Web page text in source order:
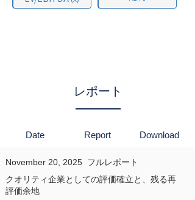
レポート
Date Report Download
November 20, 2025 フルレポート
クオリティ企業としての評価確立と、残る再
評価余地